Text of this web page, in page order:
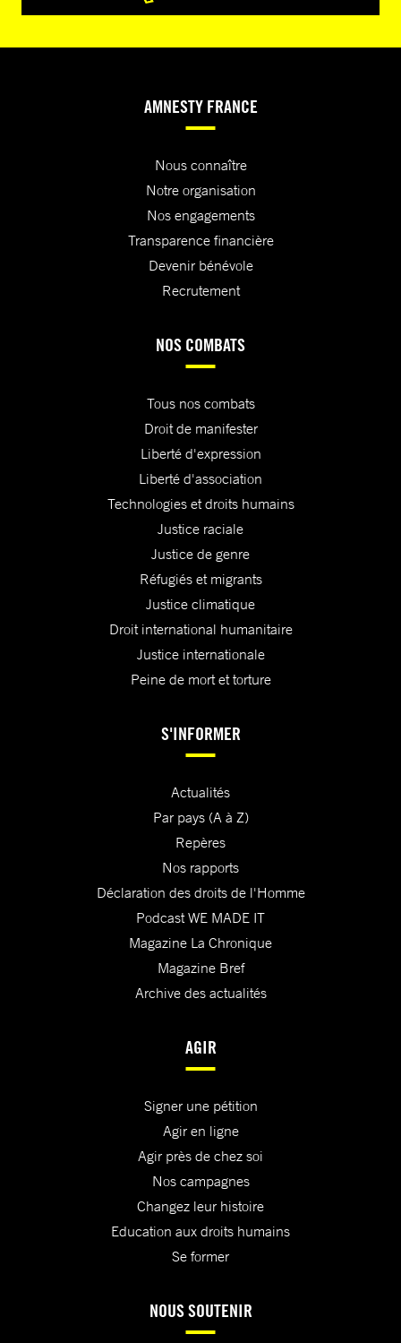
AMNESTY FRANCE
Nous connaître
Notre organisation
Nos engagements
Transparence financière
Devenir bénévole
Recrutement
NOS COMBATS
Tous nos combats
Droit de manifester
Liberté d'expression
Liberté d'association
Technologies et droits humains
Justice raciale
Justice de genre
Réfugiés et migrants
Justice climatique
Droit international humanitaire
Justice internationale
Peine de mort et torture
S'INFORMER
Actualités
Par pays (A à Z)
Repères
Nos rapports
Déclaration des droits de l'Homme
Podcast WE MADE IT
Magazine La Chronique
Magazine Bref
Archive des actualités
AGIR
Signer une pétition
Agir en ligne
Agir près de chez soi
Nos campagnes
Changez leur histoire
Education aux droits humains
Se former
NOUS SOUTENIR